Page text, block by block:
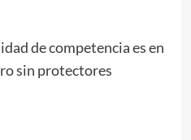
de competencia es en
sin protectores